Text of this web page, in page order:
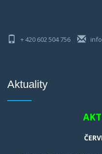
+ 420 602 504 756
Aktuality